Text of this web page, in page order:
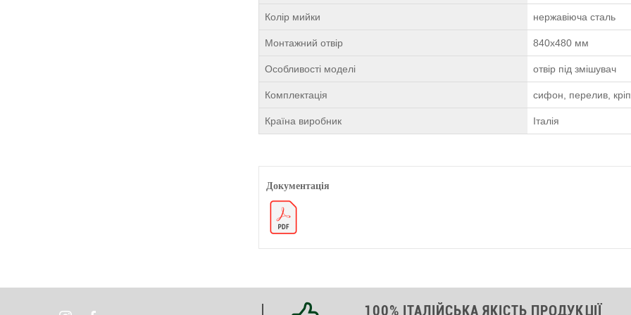
Колір мийки нержавіюча сталь
Монтажний отвір 840х480 мм
Особливості моделі отвір під змішувач
Комплектація сифон, перелив,
Країна виробник Італія
Документація
100% ІТАЛІЙСЬКА ЯКІСТЬ ПРОДУКЦІЇ